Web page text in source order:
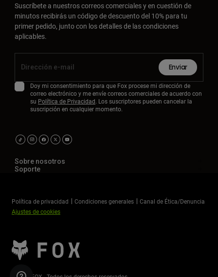
Suscríbete a nuestros correos comerciales y en cuestión de
minutos recibirás un código de descuento del 10% para tu
primer pedido, junto con los detalles de las condiciones
aplicables.
Enviar
Doy mi consentimiento para que Fox procese mi dirección de
correo electrónico y me envíe correos comerciales de acuerdo con
su Política de Privacidad. Los suscriptores pueden cancelar la
suscripción en cualquier momento.
Sobre nosotros
Soporte
Política de privacidad Condiciones generales
Canal de Ética/Denuncia
Ajustes de cookies